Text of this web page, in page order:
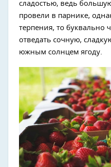
сладостью, ведь
провели в парнике,
терпения, то буквально
отведать сочную,
южным солнцем ягоду.